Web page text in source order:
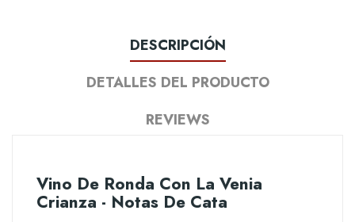
DESCRIPCIÓN
DETALLES DEL PRODUCTO
REVIEWS
Vino De Ronda Con La Venia
Crianza - Notas De Cata